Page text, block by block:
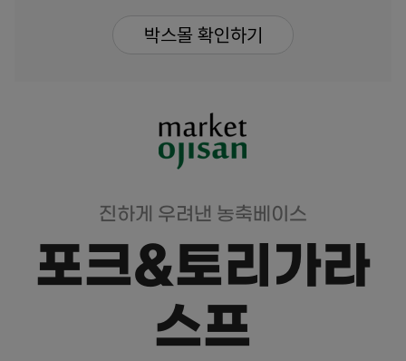
박스몰 확인하기
진하게 우려낸 농축베이스
포크&토리가라
스프